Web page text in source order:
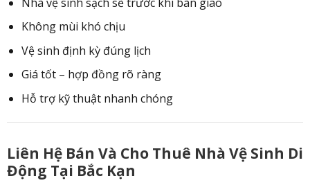
Không mùi khó chịu
Vệ sinh định kỳ đúng lịch
Giá tốt – hợp đồng rõ ràng
Hỗ trợ kỹ thuật nhanh chóng
Liên Hệ Bán Và Cho Thuê Nhà Vệ Sinh Di
Động Tại Bắc Kạn